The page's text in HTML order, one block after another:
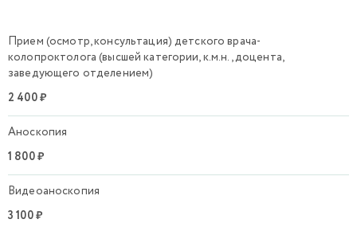
Прием (осмотр, консультация) детского врача-
колопроктолога (высшей категории, к.м.н., доцента,
заведующего отделением)
2 400 ₽
Аноскопия
1 800 ₽
Видеоаноскопия
3 100 ₽